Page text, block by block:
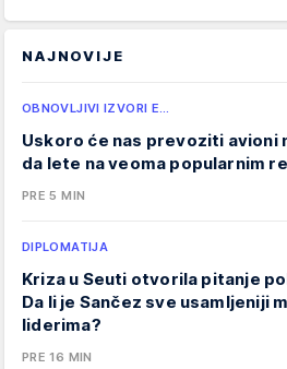
NAJNOVIJE
OBNOVLJIVI IZVORI E…
Uskoro će nas prevoziti avioni
da lete na veoma popularnim
PRE 5 MIN
DIPLOMATIJA
Kriza u Seuti otvorila pitanje
Da li je Sančez sve usamljeniji
liderima?
PRE 16 MIN